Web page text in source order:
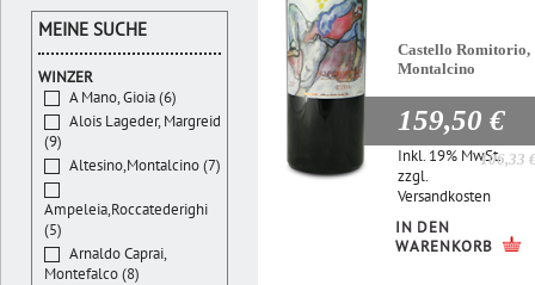
Castello Romitorio,
Montalcino
159,50 €
106,33
Inkl. 19% MwSt.
zzgl.
Versandkosten
IN DEN
WARENKORB
MEINE SUCHE
WINZER
A Mano, Gioia (6)
Alois Lageder, Margreid
(9)
Altesino,Montalcino (7)
Ampeleia,Roccatederighi
(5)
Arnaldo Caprai,
Montefalco (8)